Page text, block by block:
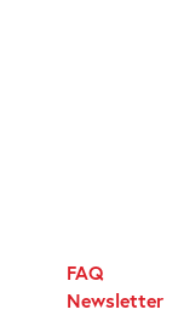
FAQ
Newsletter